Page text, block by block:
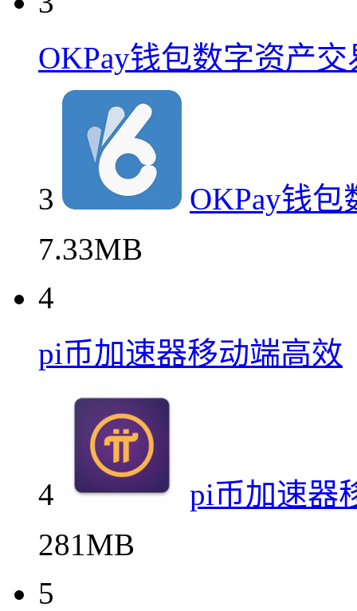
OKPay钱包数字资产
3
OKPay钱
7.33MB
4
pi币加速器移动端高效
4
pi币加速器
281MB
5